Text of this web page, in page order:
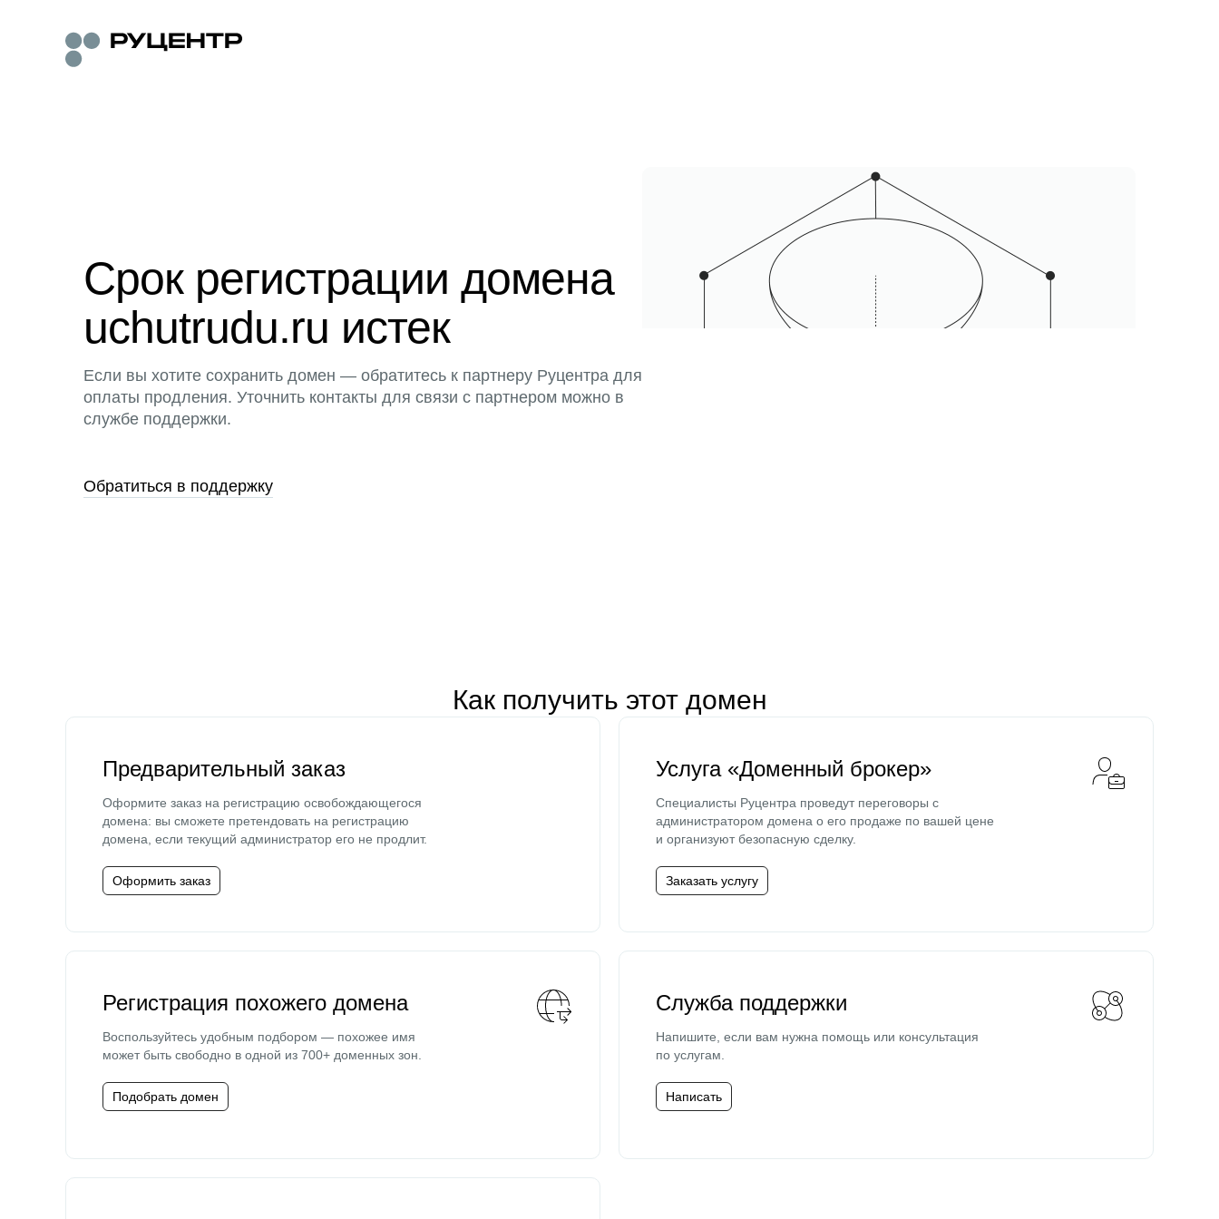
Срок регистрации домена
uchutrudu.ru истек
Если вы хотите сохранить домен — обратитесь к партнеру Руцентра для
оплаты продления. Уточнить контакты для связи с партнером можно в
службе поддержки.
Обратиться в поддержку
Как получить этот домен
Предварительный заказ
Оформите заказ на регистрацию освобождающегося
домена: вы сможете претендовать на регистрацию
домена, если текущий администратор его не продлит.
Оформить заказ
Услуга «Доменный брокер»
Специалисты Руцентра проведут переговоры с
администратором домена о его продаже по вашей цене
и организуют безопасную сделку.
Заказать услугу
Регистрация похожего домена
Воспользуйтесь удобным подбором — похожее имя
может быть свободно в одной из 700+ доменных зон.
Подобрать домен
Служба поддержки
Напишите, если вам нужна помощь или консультация
по услугам.
Написать